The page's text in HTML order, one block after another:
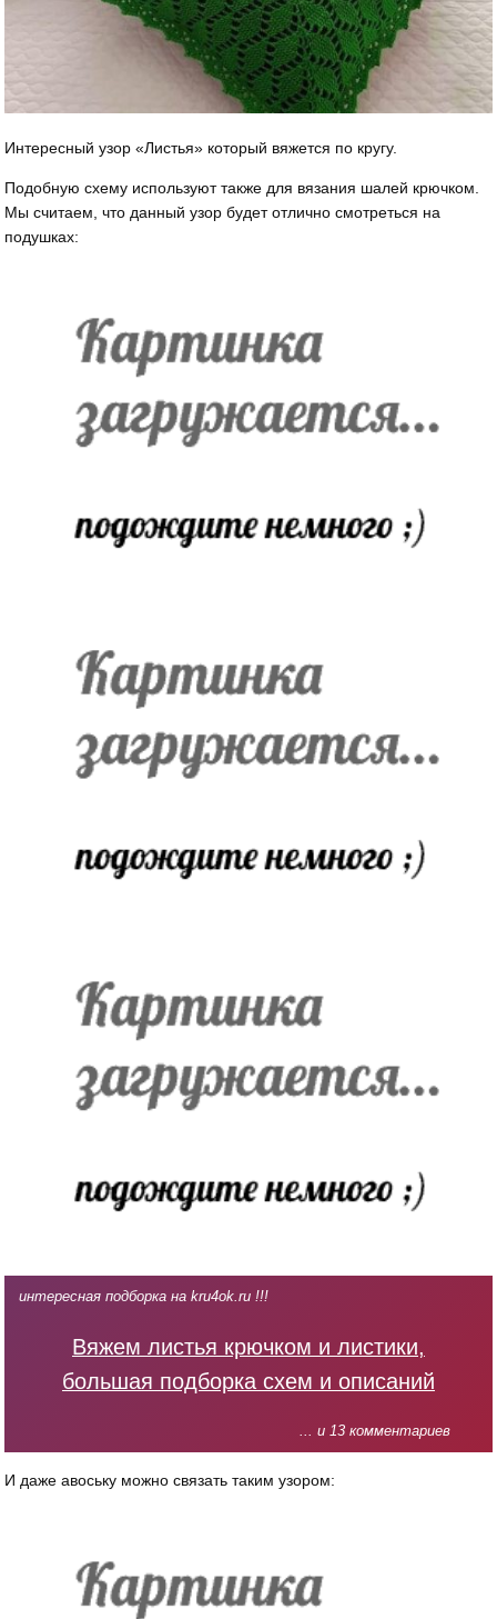
Интересный узор «Листья» который вяжется по кругу.
Подобную схему используют также для вязания шалей крючком.
Мы считаем, что данный узор будет отлично смотреться на
подушках:
интересная подборка на kru4ok.ru !!!
Вяжем листья крючком и листики,
большая подборка схем и описаний
... и 13 комментариев
И даже авоську можно связать таким узором: